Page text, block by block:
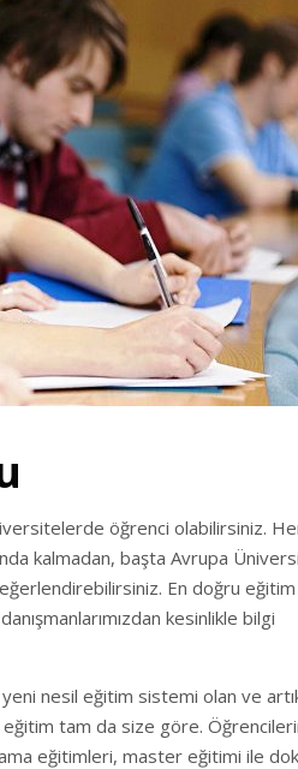
öğrenci olabilirsiniz.
kalmadan, başta Avrupa
En doğru eğitim
kesinlikle bilgi
nesil eğitim sistemi olan ve
tam da size göre.
eğitimleri, master eğitimi ile